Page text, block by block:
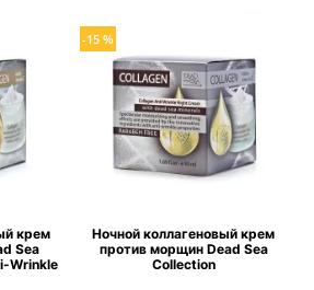
крем
Sea
Wrinkle
-15 %
Ночной коллагеновый крем
против морщин Dead Sea
Collection